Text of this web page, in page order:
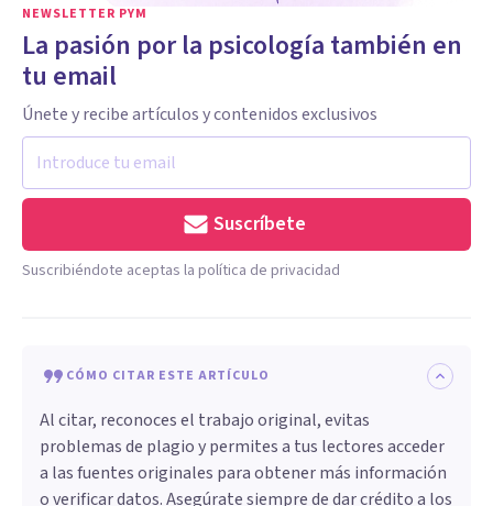
NEWSLETTER PYM
La pasión por la psicología también en
tu email
Únete y recibe artículos y contenidos exclusivos
Suscríbete
Suscribiéndote aceptas la política de privacidad
CÓMO CITAR ESTE ARTÍCULO
Al citar, reconoces el trabajo original, evitas
problemas de plagio y permites a tus lectores acceder
a las fuentes originales para obtener más información
o verificar datos. Asegúrate siempre de dar crédito a los